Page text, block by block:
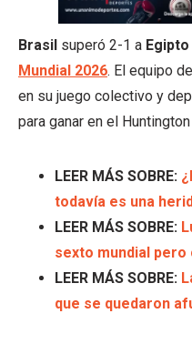
Brasil superó 2-1 a Egipto
Mundial 2026. El equipo de
en su juego colectivo y
para ganar en el
LEER MÁS SOBRE:
todavía es una
LEER MÁS SOBRE:
sexto mundial
LEER MÁS SOBRE:
que se quedaron